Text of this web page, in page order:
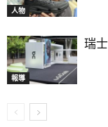
人物
報導
瑞